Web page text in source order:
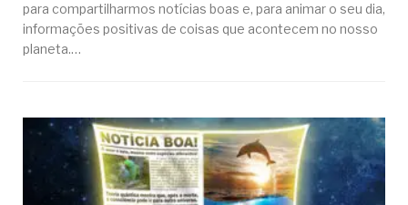
para compartilharmos notícias boas e, para animar o seu dia,
informações positivas de coisas que acontecem no nosso
planeta.…